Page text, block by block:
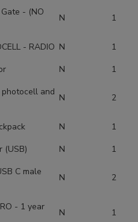
- (NO
N 1
- RADIO N
1
N 1
and
N 2
N
1
(USB) N 1
C male
N 2
- 1 year
N 1